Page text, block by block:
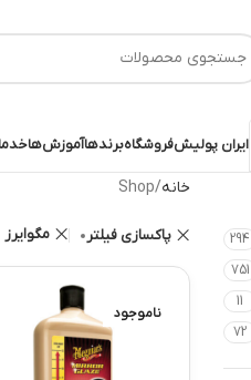
ایران پولیشفروشگاهبرندهاآموزش‌ها
294
751
11
72
خانه Shop
پاکسازی فیلتر مگوایرز
ناموجود